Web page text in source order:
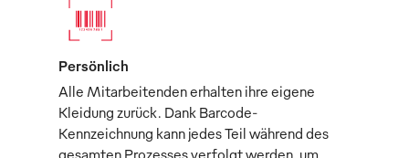
Persönlich
Alle Mitarbeitenden erhalten ihre eigene
Kleidung zurück. Dank Barcode-
Kennzeichnung kann jedes Teil während des
gesamten Prozesses verfolgt werden, um